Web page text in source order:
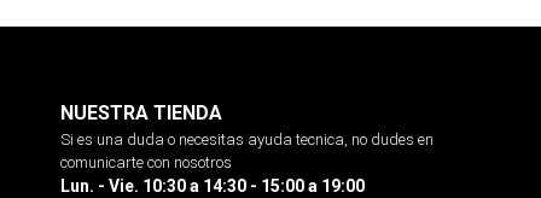
NUESTRA TIENDA
Si es una duda o necesitas ayuda tecnica, no dudes en
comunicarte con nosotros
Lun. - Vie. 10:30 a 14:30 - 15:00 a 19:00